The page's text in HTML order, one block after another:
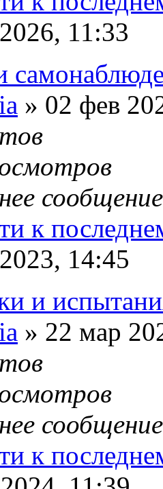
11:33
» 02 фев
14:45
и
» 22 мар